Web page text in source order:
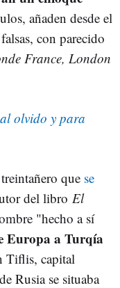
añaden desde el
con parecido
France, London
olvido y para
que se
del libro El
"hecho a sí
Europa a Turqía
Tiflis, capital
Rusia se situaba